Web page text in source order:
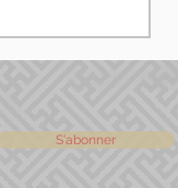
S'abonner